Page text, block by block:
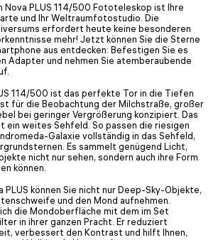
Nova PLUS 114/500 Fototeleskop ist Ihre
und Ihr Weltraumfotostudio. Die
erfordert heute keine besonderen
mehr! Jetzt können Sie die Sterne
aus entdecken: Befestigen Sie es
Adapter und nehmen Sie atemberaubende
114/500 ist das perfekte Tor in die Tiefen
für die Beobachtung der Milchstraße, großer
bei geringer Vergrößerung konzipiert. Das
weites Sehfeld. So passen die riesigen
Galaxie vollständig in das Sehfeld,
Es sammelt genügend Licht,
nicht nur sehen, sondern auch ihre Form
können.
PLUS können Sie nicht nur Deep-Sky-Objekte,
und den Mond aufnehmen.
die Mondoberfläche mit dem im Set
in ihrer ganzen Pracht. Er reduziert
verbessert den Kontrast und hilft Ihnen,